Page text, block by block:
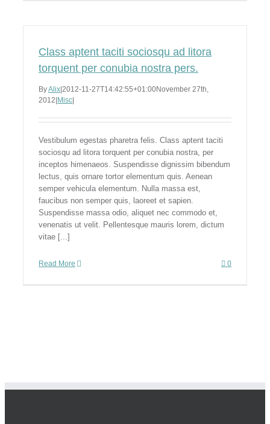
Class aptent taciti sociosqu ad litora
torquent per conubia nostra pers.
ByAlix 2012-11-27T14:42:55+01:00November 27th,
2012 Misc
Vestibulum egestas pharetra felis. Class aptent taciti
sociosqu ad litora torquent per conubia nostra, per
inceptos himenaeos. Suspendisse dignissim bibendum
lectus, quis ornare tortor elementum quis. Aenean
semper vehicula elementum. Nulla massa est,
faucibus non semper quis, laoreet et sapien.
Suspendisse massa odio, aliquet nec commodo et,
venenatis ut velit. Pellentesque mauris lorem, dictum
vitae [...]
Read More 0